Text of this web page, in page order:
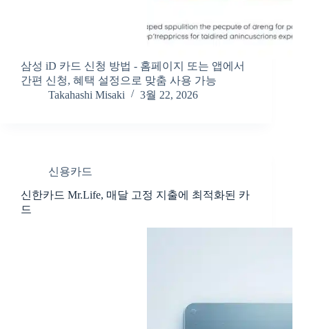
삼성 iD 카드 신청 방법 - 홈페이지 또는 앱에서
간편 신청, 혜택 설정으로 맞춤 사용 가능
Takahashi Misaki
3월 22, 2026
신용카드
신한카드 Mr.Life, 매달 고정 지출에 최적화된 카
드